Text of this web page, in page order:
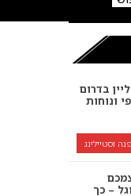
בדרום
ונוחות
וסטיילינג
– כך